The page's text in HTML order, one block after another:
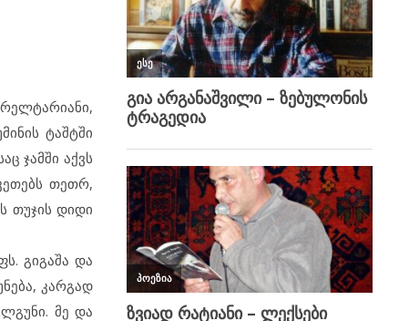
ტაშტში
ჯამში აქვს
თეთრ,
თუჯის დიდი
გიგაშა და
კარგად
მე და